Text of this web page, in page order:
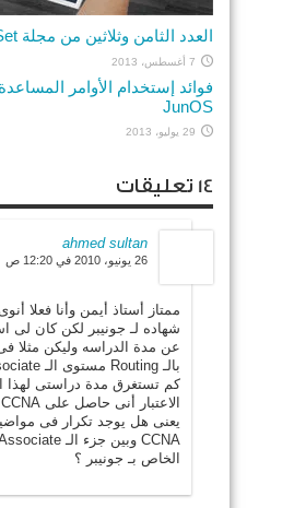
العدد الثامن وثلاثين من مجلة NetworkSet
7 أغسطس، 2013
فوائد إستخدام الأوامر
JunOS
29 يوليو، 2013
14 تعليقات
ahmed sultan
26 يونيو، 2010 في 12:20 ص
ممتاز أستاذ أيمن وأنا فعلا
شهاده لـ جونيبر لكن كان لى
عن مدة الدراسه وليكن مثلا
بالـ Routing مستوى الـ Associate
كم تستغرق مدة دراستى لهذا
الاعتبار أنى حاصل على CCNA
يعنى هل يوجد تكرار فى
CCNA وبين جزء الـ Associate
الخاص بـ جونيبر ؟